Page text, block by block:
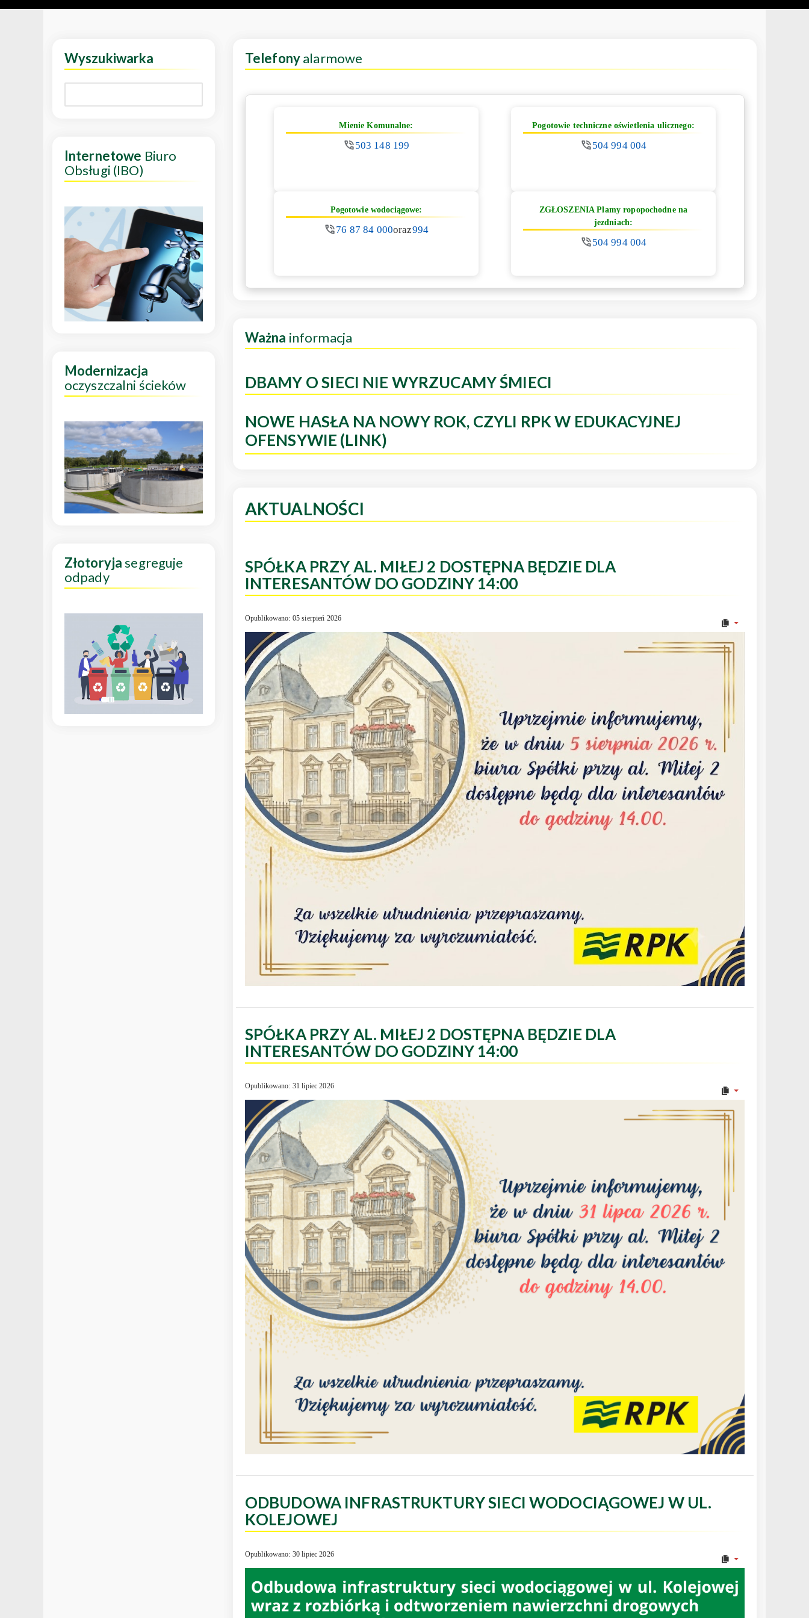
Telefonyalarmowe
Mienie Komunalne:
503 148 199
Pogotowie techniczne oświetlenia ulicznego:
504 994 004
Pogotowie wodociągowe:
76 87 84 000oraz994
ZGŁOSZENIA Plamy ropopochodne na
jezdniach:
504 994 004
Ważna informacja
DBAMY O SIECI NIE WYRZUCAMY ŚMIECI
NOWE HASŁA NA NOWY ROK, CZYLI RPK W EDUKACYJNEJ
OFENSYWIE (LINK)
AKTUALNOŚCI
SPÓŁKA PRZY AL. MIŁEJ 2 DOSTĘPNA BĘDZIE DLA
INTERESANTÓW DO GODZINY 14:00
Opublikowano: 05 sierpień 2026
SPÓŁKA PRZY AL. MIŁEJ 2 DOSTĘPNA BĘDZIE DLA
INTERESANTÓW DO GODZINY 14:00
Opublikowano: 31 lipiec 2026
ODBUDOWA INFRASTRUKTURY SIECI WODOCIĄGOWEJ W UL.
KOLEJOWEJ
Opublikowano: 30 lipiec 2026
Wyszukiwarka
Internetowe Biuro
Obsługi (IBO)
Modernizacja
oczyszczalni ścieków
Złotoryjasegreguje
odpady